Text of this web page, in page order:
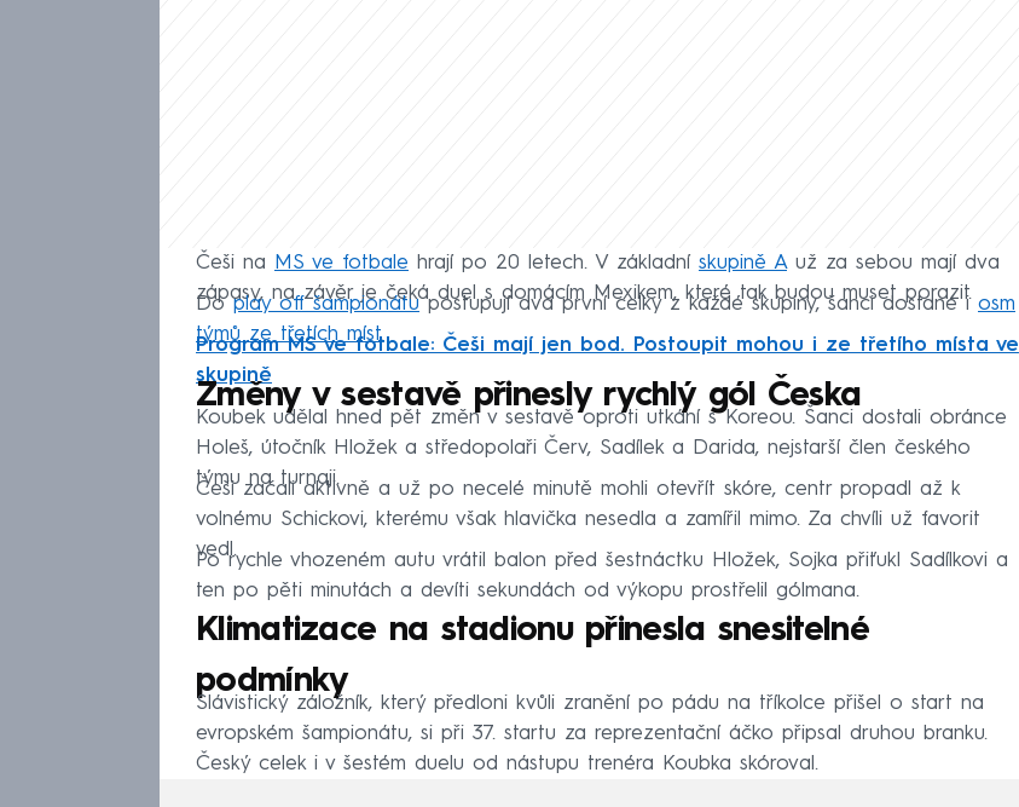
Češi na MS ve fotbale hrají po 20 letech. V základní skupině Auž za sebou mají dva
zápasy, na závěr je čeká duel s domácím Mexikem, které tak budou muset porazit.
Doplay off šampionátupostupují dva první celky z každé skupiny, šanci dostane i osm
týmů ze třetích míst.
Program MS ve fotbale: Češi mají jen bod. Postoupit mohou i ze třetího místa ve
skupině
Změny v sestavě přinesly rychlý gól Česka
Koubek udělal hned pět změn v sestavě oproti utkání s Koreou. Šanci dostali obránce
Holeš, útočník Hložek a středopolaři Červ, Sadílek a Darida, nejstarší člen českého
týmu na turnaji.
Češi začali aktivně a už po necelé minutě mohli otevřít skóre, centr propadl až k
volnému Schickovi, kterému však hlavička nesedla a zamířil mimo. Za chvíli už favorit
vedl.
Po rychle vhozeném autu vrátil balon před šestnáctku Hložek, Sojka přiťukl Sadílkovi a
ten po pěti minutách a devíti sekundách od výkopu prostřelil gólmana.
Klimatizace na stadionu přinesla snesitelné
podmínky
Slávistický záložník, který předloni kvůli zranění po pádu na tříkolce přišel o start na
evropském šampionátu, si při 37. startu za reprezentační áčko připsal druhou branku.
Český celek i v šestém duelu od nástupu trenéra Koubka skóroval.